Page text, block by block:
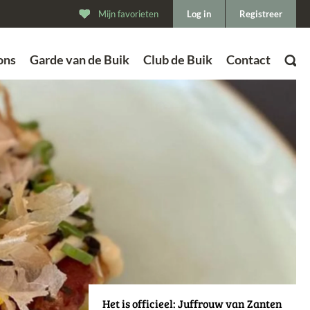
Het is officieel: Juffrouw van Zanten
Registreer
Log in
Mijn favorieten
Garde van de Buik Club de Buik Contact
ZOEK